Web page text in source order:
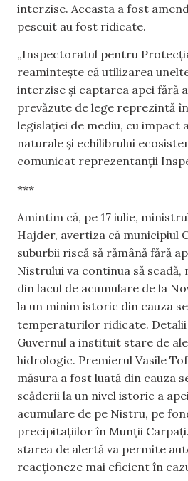
interzise. Aceasta a fost
pescuit au fost ridicate.
„Inspectoratul pentru
reamintește că utilizarea
interzise și captarea apei fără
prevăzute de lege reprezintă
legislației de mediu, cu impact
naturale și echilibrului
comunicat reprezentanții
***
Amintim că, pe 17 iulie,
Hajder, avertiza că municipiul
suburbii riscă să rămână fără
Nistrului va continua să scadă,
din lacul de acumulare de la
la un minim istoric din cauza
temperaturilor ridicate. Detalii
Guvernul a instituit stare de
hidrologic. Premierul Vasile
măsura a fost luată din cauza
scăderii la un nivel istoric a
acumulare de pe Nistru, pe
precipitațiilor în Munții
starea de alertă va permite
reacționeze mai eficient în